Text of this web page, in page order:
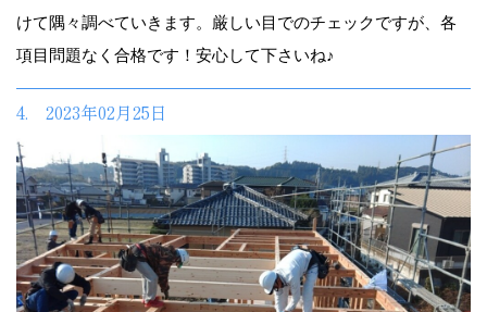
けて隅々調べていきます。厳しい目でのチェックですが、各
項目問題なく合格です！安心して下さいね♪
4. 2023年02月25日